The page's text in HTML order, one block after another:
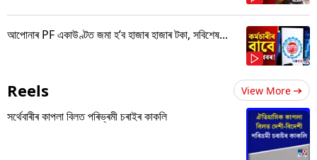
আপোনাৰ PF একাউণ্টত জমা হ’ব হাজাৰ হাজাৰ টকা, সবিশেষ...
Reels View More
সৰ্থেবাৰীৰ কাপলা বিলত পৰিভ্ৰমী চৰাইৰ কাকলি